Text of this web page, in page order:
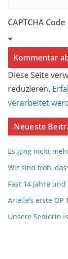
CAPTCHA Code
*
Diese Seite
reduzieren.
verarbeitet
Neueste
Es ging nicht
Wir sind froh,
Fast 14 Jahre
Arielle’s erste OP
Unsere Seniorin